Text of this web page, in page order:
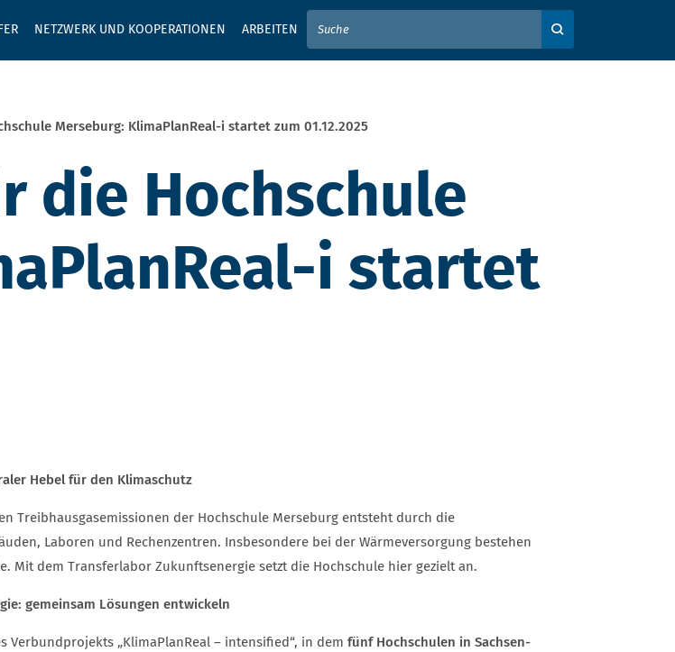
NETZWERK UND KOOPERATIONEN ARBEITEN
GEBEN SIE HIER IHREN SUCHBEGRIFF EIN
Merseburg: KlimaPlanReal-i startet zum 01.12.2025
die Hochschule
i startet
Hebel für den Klimaschutz
Treibhausgasemissionen der Hochschule Merseburg entsteht durch die
Laboren und Rechenzentren. Insbesondere bei der Wärmeversorgung bestehen
Mit dem Transferlabor Zukunftsenergie setzt die Hochschule hier gezielt an.
gemeinsam Lösungen entwickeln
Verbundprojekts „KlimaPlanReal – intensified“, in dem fünf Hochschulen in Sachsen-